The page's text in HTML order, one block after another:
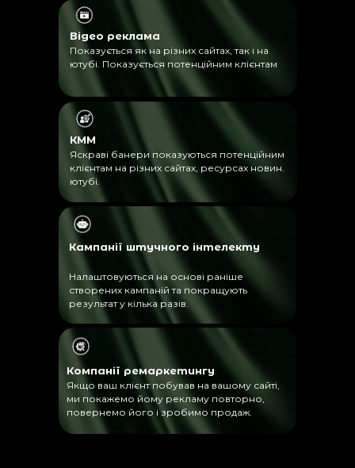
Показується як на різних сайтах, так і на
ютубі. Показується потенційним клієнтам
Відео реклама
Яскраві банери показуються потенційним
клієнтам на різних сайтах, ресурсах новин.
ютубі.
Налаштовуються на основі раніше
створених кампаній та покращують
результат у кілька разів.
Якщо ваш клієнт побував на вашому сайті,
ми покажемо йому рекламу повторно,
повернемо його і зробимо продаж.
КММ
Кампанії штучного інтелекту
Компанії ремаркетингу